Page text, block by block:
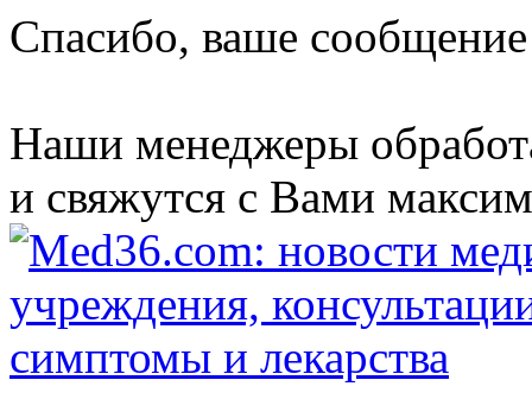
Спасибо, ваше
Наши менеджеры
и свяжутся с Вами